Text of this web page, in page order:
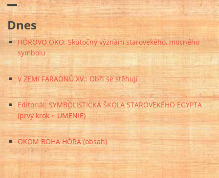
Dnes
HÓROVO OKO: Skutočný význam starovekého, mocného
symbolu
V ZEMI FARAONŮ XV.: Obři se stěhují
Editoriál: SYMBOLISTICKÁ ŠKOLA STAROVEKÉHO EGYPTA
(prvý krok ~ UMENIE)
OKOM BOHA HÓRA (obsah)